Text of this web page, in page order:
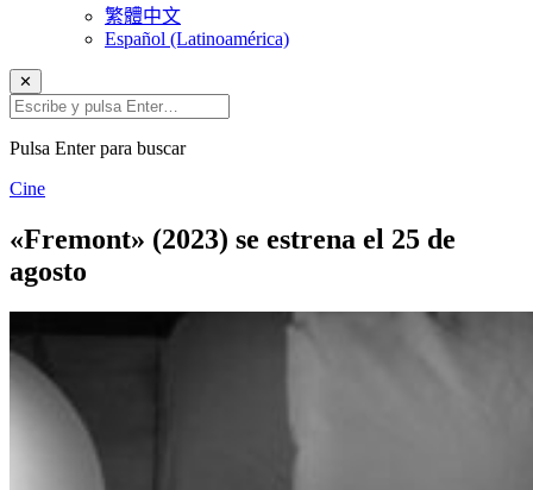
繁體中文
Español (Latinoamérica)
✕
Pulsa Enter para buscar
Cine
«Fremont» (2023) se estrena el 25 de
agosto